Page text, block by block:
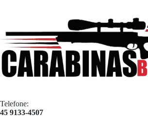
Telefone:
45 9133-4507